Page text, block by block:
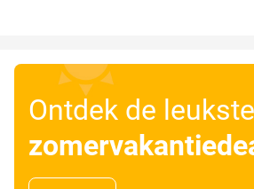
Ontdek de leukste